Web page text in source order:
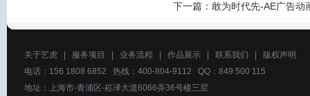
下一篇： 敢为时代先-AE广告动
关于艺虎 服务项目 业务流程 作品展示 联系我们
版权声明
电话：156 1808 6852 热线：400-804-9112 QQ：849 500 115
地址：上海市-青浦区-崧泽大道6066弄36号楼三层